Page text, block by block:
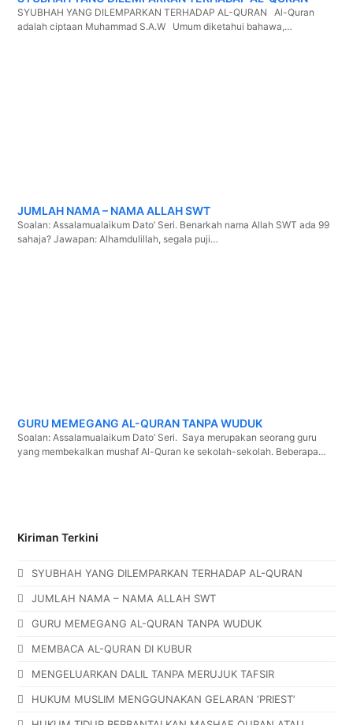
SYUBHAH YANG DILEMPARKAN TERHADAP AL-QURAN Al-Quran
adalah ciptaan Muhammad S.A.W Umum diketahui bahawa,…
JUMLAH NAMA – NAMA ALLAH SWT
Soalan: Assalamualaikum Dato’ Seri. Benarkah nama Allah SWT ada 99
sahaja? Jawapan: Alhamdulillah, segala puji…
GURU MEMEGANG AL-QURAN TANPA WUDUK
Soalan: Assalamualaikum Dato’ Seri. Saya merupakan seorang guru
yang membekalkan mushaf Al-Quran ke sekolah-sekolah. Beberapa…
Kiriman Terkini
SYUBHAH YANG DILEMPARKAN TERHADAP AL-QURAN
JUMLAH NAMA – NAMA ALLAH SWT
GURU MEMEGANG AL-QURAN TANPA WUDUK
MEMBACA AL-QURAN DI KUBUR
MENGELUARKAN DALIL TANPA MERUJUK TAFSIR
HUKUM MUSLIM MENGGUNAKAN GELARAN ‘PRIEST’